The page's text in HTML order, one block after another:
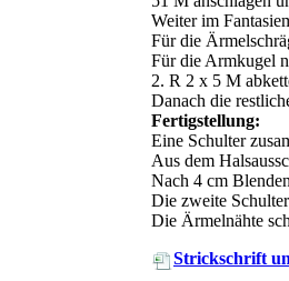
Weiter im
Für die
Für die Armkugel
2. R 2 x 5 M
Danach die
Fertigstellung:
Eine Schulter
Aus dem
Nach 4 cm
Die zweite
Die Ärmelnähte
Strickschrift